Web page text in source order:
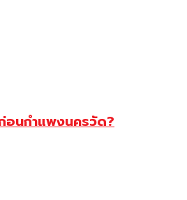
อนกำแพงนครวัด?